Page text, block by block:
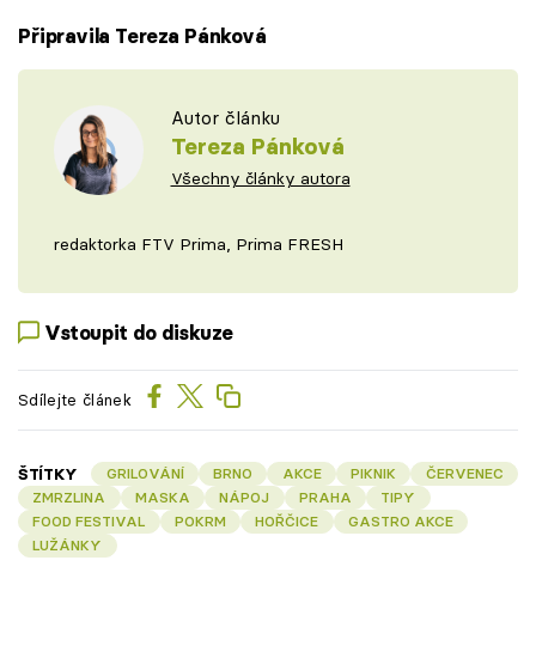
Připravila Tereza Pánková
Autor článku
Tereza Pánková
Všechny články autora
redaktorka FTV Prima, Prima FRESH
Vstoupit do diskuze
Sdílejte článek
ŠTÍTKY GRILOVÁNÍ BRNO AKCE PIKNIK
ČERVENEC
ZMRZLINA
MASKA NÁPOJ PRAHA
TIPY
FOOD FESTIVAL
POKRM HOŘČICE
GASTRO AKCE
LUŽÁNKY